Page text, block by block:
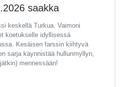
saakka
keskellä Turkua. Vaimoni
koetukselle idyllisessä
Kesäisen farssin kiihtyvä
sarja käynnistää hullunmyllyn,
mennessään!